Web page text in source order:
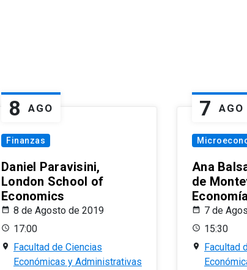
8 AGO
Finanzas
Daniel Paravisini,
London School of
Economics
8 de Agosto de 2019
17:00
Facultad de Ciencias
Económicas y Administrativas
7 AGO
Ana
de
Economía
7 de
15:30
Facultad